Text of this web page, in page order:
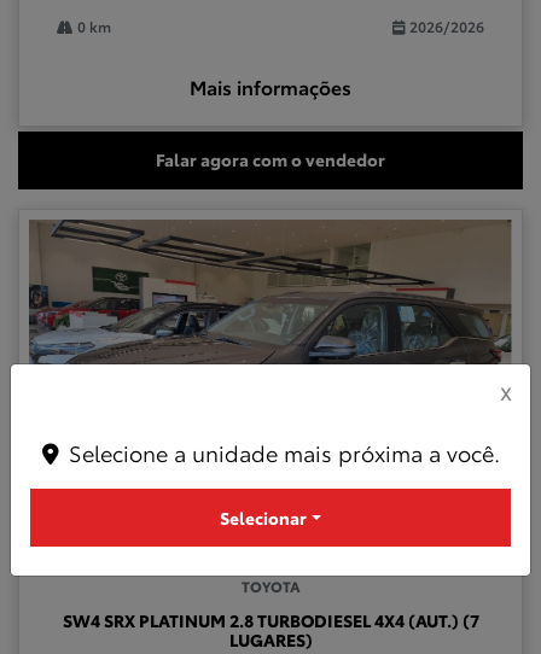
0 km 2026/2026
Mais informações
Falar agora com o vendedor
TOYOTA
SW4 SRX PLATINUM 2.8 TURBODIESEL 4X4 (AUT.) (7
LUGARES)
X
Selecione a unidade mais próxima a você.
Selecionar